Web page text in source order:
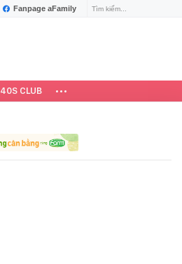
Fanpage aFamily
40S CLUB